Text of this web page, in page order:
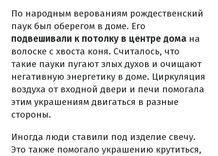
По народным верованиям рождественский
паук был оберегом в доме. Его
подвешивали к потолку в центре дома на
волоске с хвоста коня. Считалось, что
такие пауки пугают злых духов и очищают
негативную энергетику в доме. Циркуляция
воздуха от входной двери и печи помогала
этим украшениям двигаться в разные
стороны.
Иногда люди ставили под изделие свечу.
Это также помогало украшению крутиться,